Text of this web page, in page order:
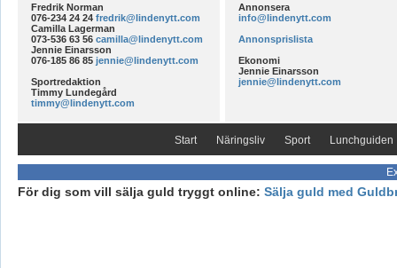
Fredrik Norman
076-234 24 24 fredrik@lindenytt.com
Camilla Lagerman
073-536 63 56 camilla@lindenytt.com
Jennie Einarsson
076-185 86 85 jennie@lindenytt.com
Sportredaktion
Timmy Lundegård
timmy@lindenytt.com
Annonsera
info@lindenytt.com
Annonsprislista
Ekonomi
Jennie Einarsson
jennie@lindenytt.com
Start Näringsliv Sport Lunchguiden
För dig som vill sälja guld tryggt online: Sälja guld med